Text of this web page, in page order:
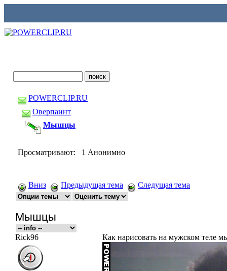
POWERCLIP.RU
Оверпаинт
Мышцы
Просматривают: 1 Анонимно
Вниз Предыдущая тема Следущая тема
Мышцы
Rick96 Как нарисовать на мужском теле